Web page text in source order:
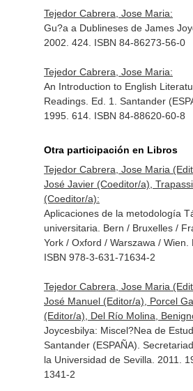
Tejedor Cabrera, Jose Maria:
Gu?a a Dublineses de James
2002. 424. ISBN 84-86273-56-0
Tejedor Cabrera, Jose Maria:
An Introduction to English
Readings. Ed. 1. Santander
1995. 614. ISBN 84-88620-60-8
Otra participación en Libros
Tejedor Cabrera, Jose Maria
José Javier (Coeditor/a),
(Coeditor/a):
Aplicaciones de la metodología
universitaria. Bern / Bruxelles /
York / Oxford / Warszawa / Wien.
ISBN 978-3-631-71634-2
Tejedor Cabrera, Jose Maria
José Manuel (Editor/a), Porcel
(Editor/a), Del Río Molina,
Joycesbilya: Miscel?Nea de
Santander (ESPAÑA).
la Universidad de Sevilla. 2011.
1341-2